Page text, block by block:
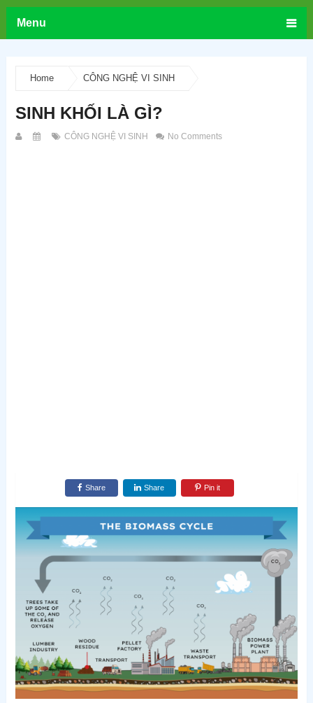
Menu
Home CÔNG NGHỆ VI SINH
SINH KHỐI LÀ GÌ?
CÔNG NGHỆ VI SINH No Comments
Share Share Pin it